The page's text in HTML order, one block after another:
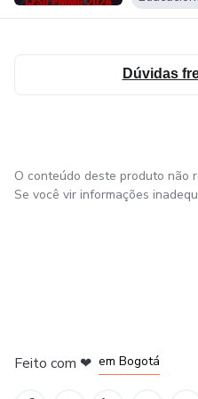
Dúvidas
O conteúdo deste produto não
Se você vir informações
Feito com ❤ em Bogotá